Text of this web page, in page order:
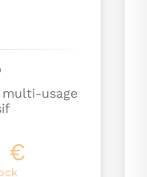
ne laisserez
sans
usage
€